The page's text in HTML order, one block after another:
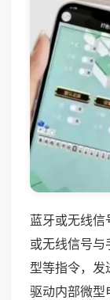
蓝牙或无线信
或无线信号
型等指令，
驱动内部微型